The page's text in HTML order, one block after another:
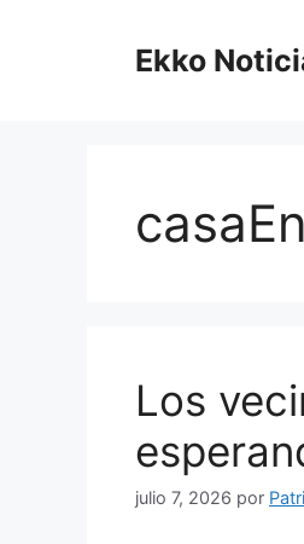
Ekko
Los
julio 7, 2026 por